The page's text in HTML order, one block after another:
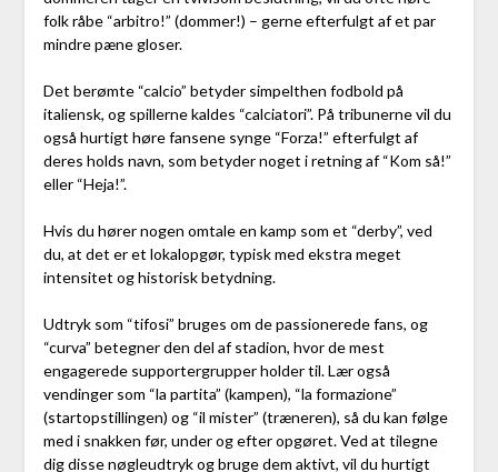
folk råbe “arbitro!” (dommer!) – gerne efterfulgt af et par
mindre pæne gloser.
Det berømte “calcio” betyder simpelthen fodbold på
italiensk, og spillerne kaldes “calciatori”. På tribunerne vil du
også hurtigt høre fansene synge “Forza!” efterfulgt af
deres holds navn, som betyder noget i retning af “Kom så!”
eller “Heja!”.
Hvis du hører nogen omtale en kamp som et “derby”, ved
du, at det er et lokalopgør, typisk med ekstra meget
intensitet og historisk betydning.
Udtryk som “tifosi” bruges om de passionerede fans, og
“curva” betegner den del af stadion, hvor de mest
engagerede supportergrupper holder til. Lær også
vendinger som “la partita” (kampen), “la formazione”
(startopstillingen) og “il mister” (træneren), så du kan følge
med i snakken før, under og efter opgøret. Ved at tilegne
dig disse nøgleudtryk og bruge dem aktivt, vil du hurtigt